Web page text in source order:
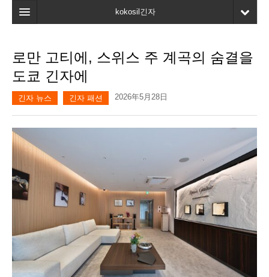
kokosil긴자
검색
최신정보
즐겨찾기
로만 고티에, 스위스 주 계곡의 숨결을
도쿄 긴자에
긴자 뉴스 긴자 패션 2026年5月28日